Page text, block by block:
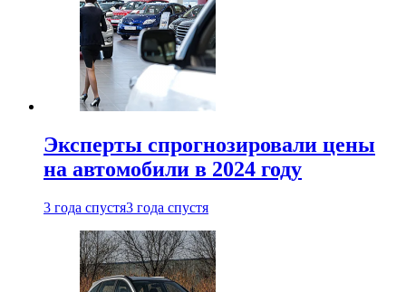
Эксперты спрогнозировали цены
на автомобили в 2024 году
3 года спустя3 года спустя